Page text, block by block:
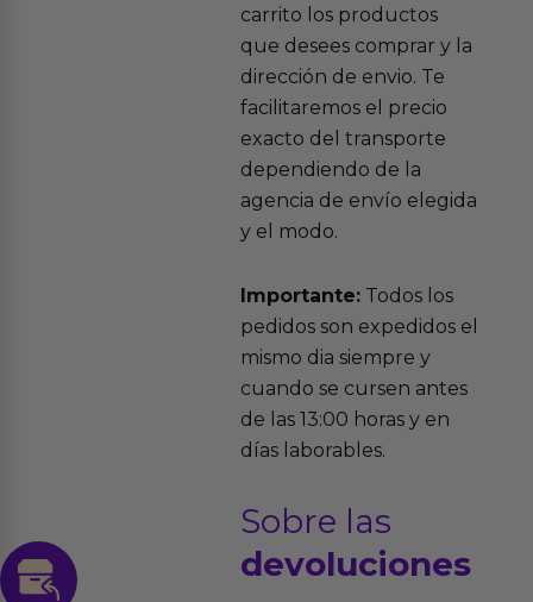
carrito los productos
que desees comprar y la
dirección de envio. Te
facilitaremos el precio
exacto del transporte
dependiendo de la
agencia de envío elegida
y el modo.
Importante:Todos los
pedidos son expedidos el
mismo dia siempre y
cuando se cursen antes
de las 13:00 horas y en
días laborables.
Sobre las
devoluciones